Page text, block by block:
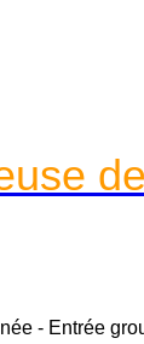
- Entrée